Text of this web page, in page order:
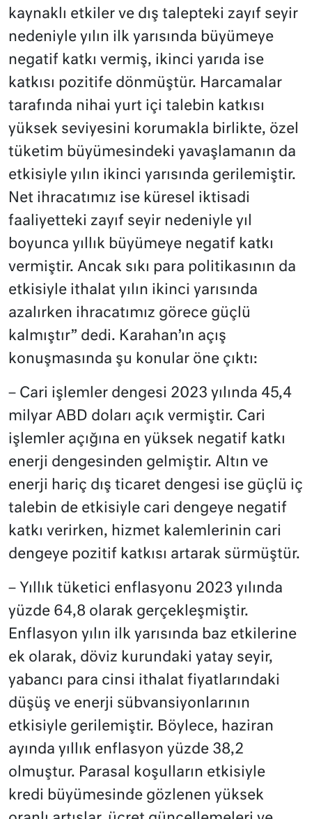
kaynaklı etkiler ve dış talepteki zayıf seyir
nedeniyle yılın ilk yarısında büyümeye
negatif katkı vermiş, ikinci yarıda ise
katkısı pozitife dönmüştür. Harcamalar
tarafında nihai yurt içi talebin katkısı
yüksek seviyesini korumakla birlikte, özel
tüketim büyümesindeki yavaşlamanın da
etkisiyle yılın ikinci yarısında gerilemiştir.
Net ihracatımız ise küresel iktisadi
faaliyetteki zayıf seyir nedeniyle yıl
boyunca yıllık büyümeye negatif katkı
vermiştir. Ancak sıkı para politikasının da
etkisiyle ithalat yılın ikinci yarısında
azalırken ihracatımız görece güçlü
kalmıştır” dedi. Karahan’ın açış
konuşmasında şu konular öne çıktı:
– Cari işlemler dengesi 2023 yılında 45,4
milyar ABD doları açık vermiştir. Cari
işlemler açığına en yüksek negatif katkı
enerji dengesinden gelmiştir. Altın ve
enerji hariç dış ticaret dengesi ise güçlü iç
talebin de etkisiyle cari dengeye negatif
katkı verirken, hizmet kalemlerinin cari
dengeye pozitif katkısı artarak sürmüştür.
– Yıllık tüketici enflasyonu 2023 yılında
yüzde 64,8 olarak gerçekleşmiştir.
Enflasyon yılın ilk yarısında baz etkilerine
ek olarak, döviz kurundaki yatay seyir,
yabancı para cinsi ithalat fiyatlarındaki
düşüş ve enerji sübvansiyonlarının
etkisiyle gerilemiştir. Böylece, haziran
ayında yıllık enflasyon yüzde 38,2
olmuştur. Parasal koşulların etkisiyle
kredi büyümesinde gözlenen yüksek